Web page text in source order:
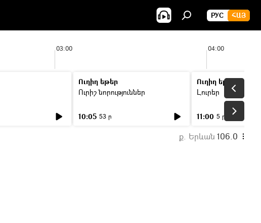
РУС ՀԱՅ
03:00 04:00
Ուղիղ եթեր
Ուրիշ նորություններ
10:05 53 ր
Ուղիղ եթեր
Լուրեր
11:00 5 ր
ք. Երևան 106.0